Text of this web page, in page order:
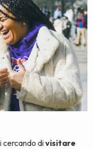
cercando divisitare